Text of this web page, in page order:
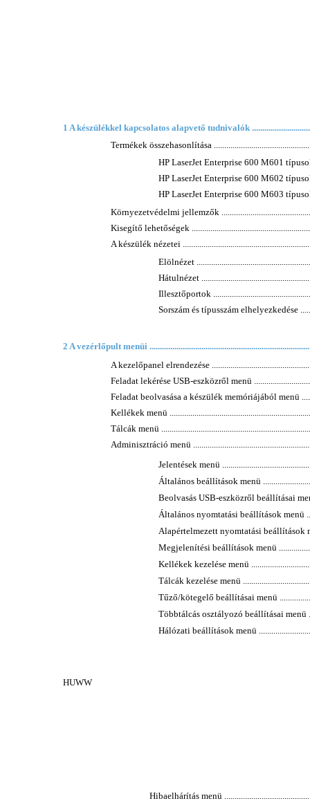
1 A készülékkel kapcsolatos alapvető tudnivalók
Termékek összehasonlítása
HP LaserJet Enterprise 600 M601
HP LaserJet Enterprise 600 M602
HP LaserJet Enterprise 600 M603
Környezetvédelmi jellemzők
Kisegítő lehetőségek
A készülék nézetei
Elölnézet
Hátulnézet
Illesztőportok
Sorszám és típusszám elhelyezkedése
2 A vezérlőpult menüi
A kezelőpanel elrendezése
Feladat lekérése USB-eszközről menü
Feladat beolvasása a készülék memóriájából menü
Kellékek menü
Tálcák menü
Adminisztráció menü
Jelentések menü
Általános beállítások menü
Beolvasás USB-eszközről beállításai
Általános nyomtatási beállítások menü
Alapértelmezett nyomtatási beállítások
Megjelenítési beállítások menü
Kellékek kezelése menü
Tálcák kezelése menü
Tűző/kötegelő beállításai menü
Többtálcás osztályozó beállításai menü
Hálózati beállítások menü
HUWW
Hibaelhárítás menü